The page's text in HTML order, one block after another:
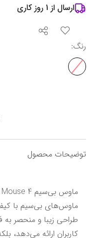
ارسال از 1 روز کاری
رنگ:
توضیحات محصول